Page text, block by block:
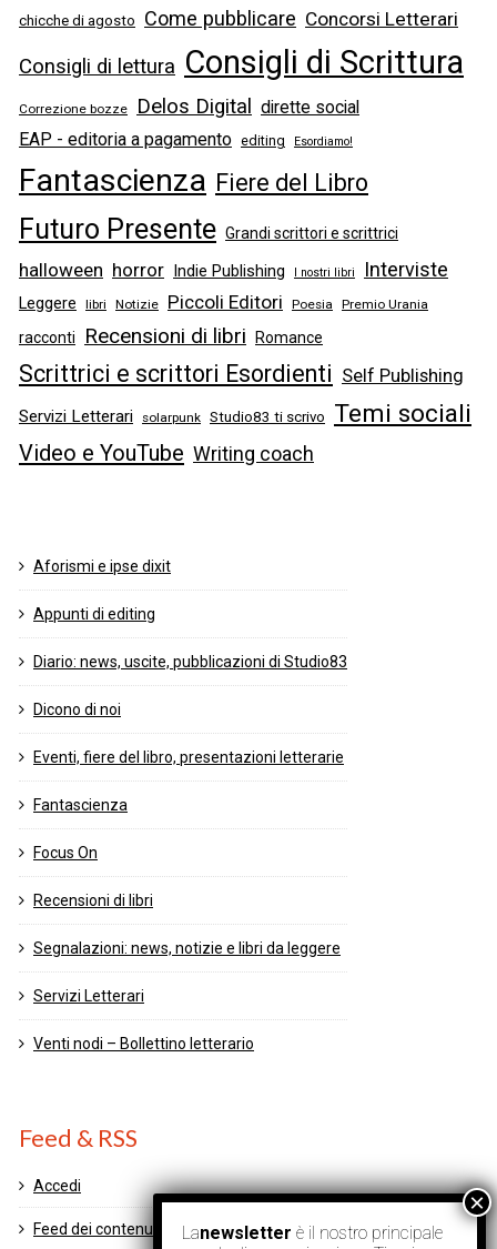
chicche di agosto Come pubblicare Concorsi Letterari
Consigli di lettura Consigli di Scrittura
Correzione bozze Delos Digital
dirette social
EAP - editoria a pagamento editing Esordiamo!
Fantascienza Fiere del Libro
Futuro Presente Grandi scrittori e scrittrici
halloween horror Indie Publishing I nostri libri Interviste
Leggere libri Notizie Piccoli Editori Poesia Premio Urania
racconti Recensioni di libri Romance
Scrittrici e scrittori Esordienti Self Publishing
Servizi Letterari solarpunk Studio83 ti scrivo Temi sociali
Video e YouTube Writing coach
Aforismi e ipse dixit
Appunti di editing
Diario: news, uscite, pubblicazioni di Studio83
Dicono di noi
Eventi, fiere del libro, presentazioni letterarie
Fantascienza
Focus On
Recensioni di libri
Segnalazioni: news, notizie e libri da leggere
Servizi Letterari
Venti nodi – Bollettino letterario
Feed & RSS
Accedi
Feed dei contenuti Lanewsletter è il nostro principale